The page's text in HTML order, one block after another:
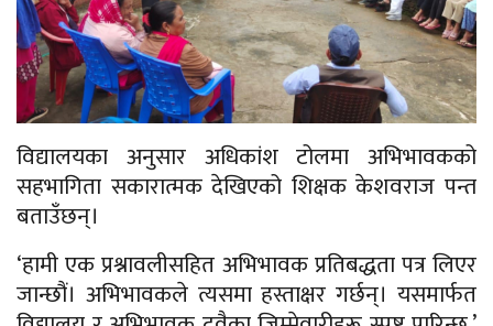
विद्यालयका अनुसार अधिकांश टोलमा अभिभावकको
सहभागिता सकारात्मक देखिएको शिक्षक केशवराज पन्त
बताउँछन्।
‘हामी एक प्रश्नावलीसहित अभिभावक प्रतिबद्धता पत्र लिएर
जान्छौं। अभिभावकले त्यसमा हस्ताक्षर गर्छन्। यसमार्फत